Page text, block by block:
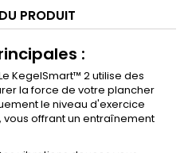
PRODUIT
:
KegelSmart™ 2 utilise des
la force de votre plancher
le niveau d'exercice
offrant un entraînement